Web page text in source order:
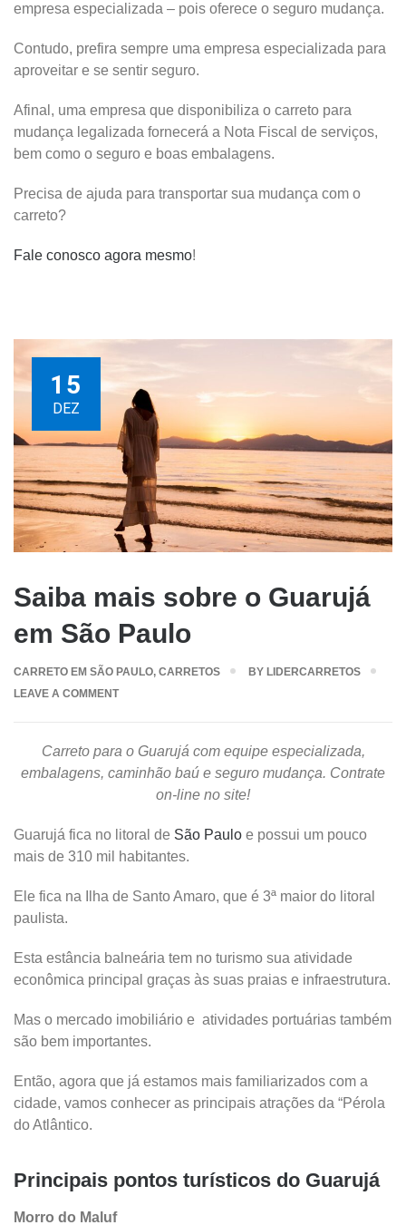
empresa especializada – pois oferece o seguro mudança.
Contudo, prefira sempre uma empresa especializada para
aproveitar e se sentir seguro.
Afinal, uma empresa que disponibiliza o carreto para
mudança legalizada fornecerá a Nota Fiscal de serviços,
bem como o seguro e boas embalagens.
Precisa de ajuda para transportar sua mudança com o
carreto?
Fale conosco agora mesmo!
15
DEZ
Saiba mais sobre o Guarujá
em São Paulo
CARRETO EM SÃO PAULO, CARRETOS BY LIDERCARRETOS
LEAVE A COMMENT
Carreto para o Guarujá com equipe especializada,
embalagens, caminhão baú e seguro mudança. Contrate
on-line no site!
Guarujá fica no litoral de São Paulo e possui um pouco
mais de 310 mil habitantes.
Ele fica na Ilha de Santo Amaro, que é 3ª maior do litoral
paulista.
Esta estância balneária tem no turismo sua atividade
econômica principal graças às suas praias e infraestrutura.
Mas o mercado imobiliário e atividades portuárias também
são bem importantes.
Então, agora que já estamos mais familiarizados com a
cidade, vamos conhecer as principais atrações da “Pérola
do Atlântico.
Principais pontos turísticos do Guarujá
Morro do Maluf